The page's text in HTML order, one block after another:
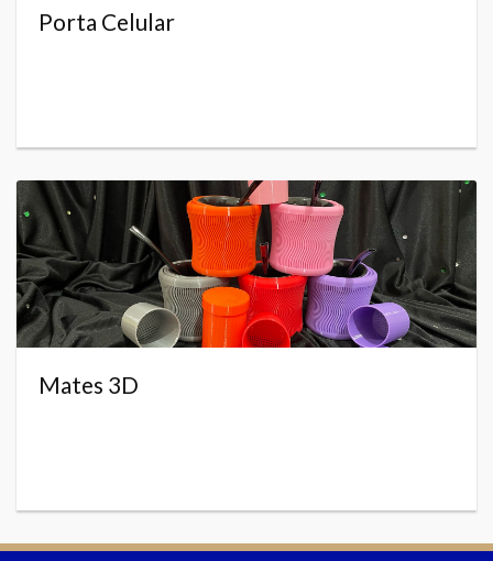
Porta Celular
Mates 3D